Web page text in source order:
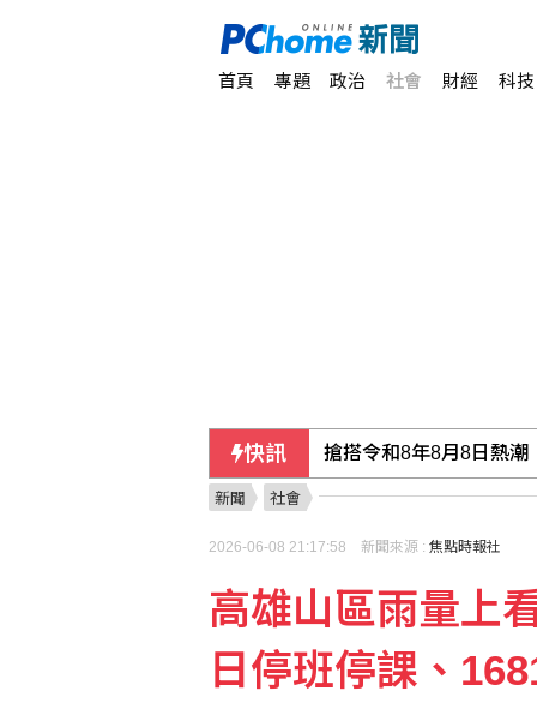
首頁 專題 政治 社會 財經 科技
快訊 藥華藥：AOP仲裁案第
五角大廈將投資4億美
搶搭令和8年8月8日熱
新聞 社會
2026-06-08 21:17:58 新聞來源 : 焦點時報社
高雄山區雨量上
日停班停課、